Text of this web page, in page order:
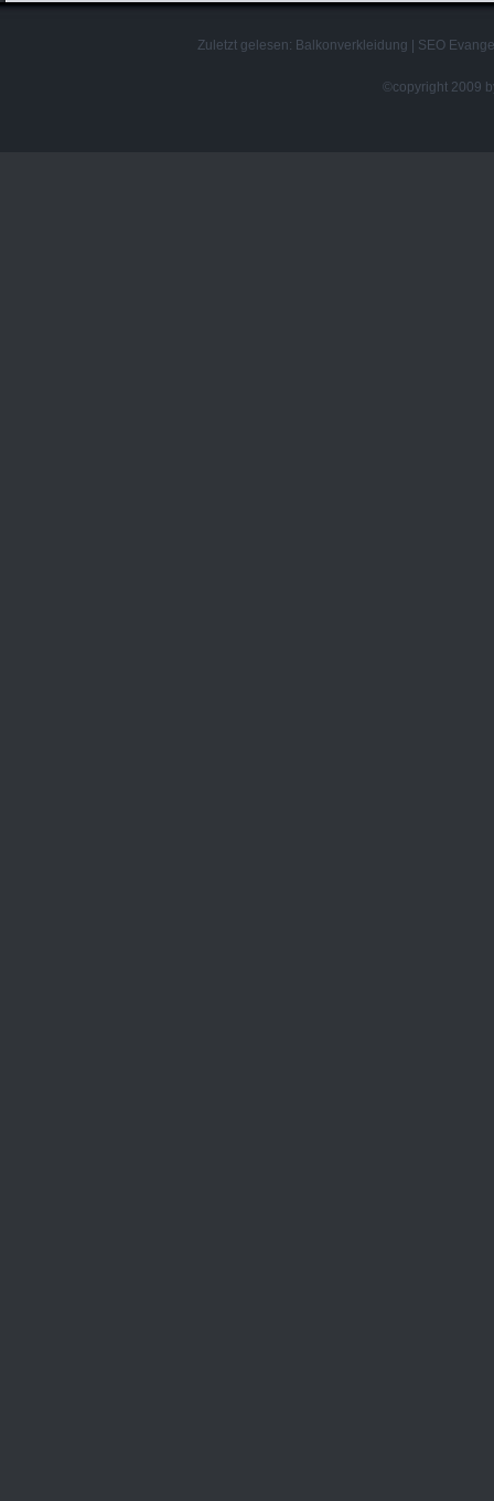
Zuletzt gelesen: Balkonverkleidung SEO
©copyright 2009